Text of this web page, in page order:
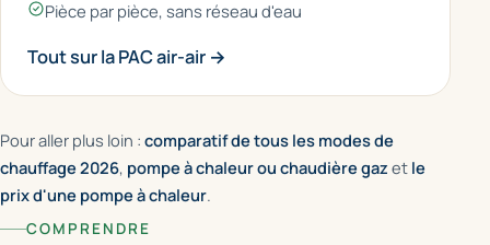
Pièce par pièce, sans réseau d'eau
Tout sur la PAC air-air →
Pour aller plus loin : comparatif de tous les modes de
chauffage 2026, pompe à chaleur ou chaudière gazet le
prix d'une pompe à chaleur.
COMPRENDRE